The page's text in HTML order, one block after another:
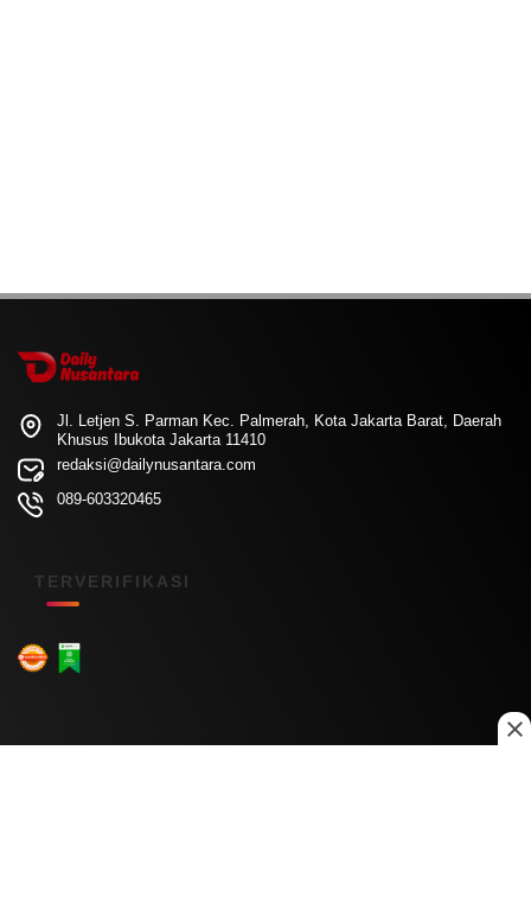
Jl. Letjen S. Parman Kec. Palmerah, Kota Jakarta Barat, Daerah
Khusus Ibukota Jakarta 11410
redaksi@dailynusantara.com
089-603320465
TERVERIFIKASI